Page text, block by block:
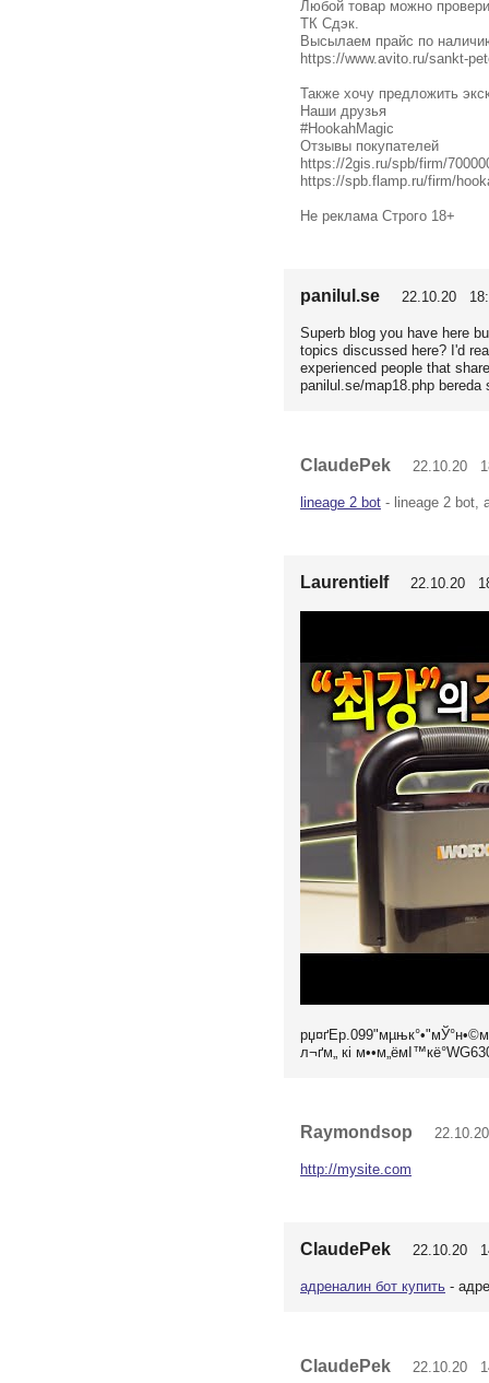
Любой товар можно
ТК Сдэк.
Высылаем прайс по
https://www.avito.ru/sankt-
Также хочу предложить
Наши друзья
#HookahMagic
Отзывы покупателей
https://2gis.ru/spb/firm/
https://spb.flamp.ru/firm/
Не реклама Строго 18+
panilul.se 22.10.20
Superb blog you have here
topics discussed here? I'd
experienced people that
panilul.se/map18.php bereda
ClaudePek 22.10.20
lineage 2 bot - lineage 2 bot,
Laurentielf22.10.20
л¬ґм„ кі
Raymondsop
http://mysite.com
ClaudePek 22.10.20
адреналин бот купить -
ClaudePek 22.10.20